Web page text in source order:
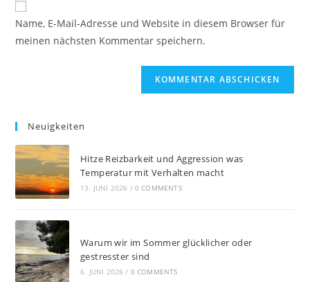
Name, E-Mail-Adresse und Website in diesem Browser für
meinen nächsten Kommentar speichern.
Neuigkeiten
Hitze Reizbarkeit und Aggression was
Temperatur mit Verhalten macht
13. JUNI 2026 / 0 COMMENTS
Warum wir im Sommer glücklicher oder
gestresster sind
6. JUNI 2026 / 0 COMMENTS